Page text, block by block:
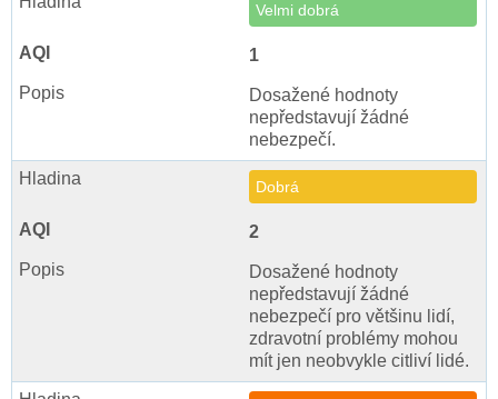
Velmi dobrá
1
Dosažené hodnoty
nepředstavují žádné
nebezpečí.
Dobrá
2
Dosažené hodnoty
nepředstavují žádné
nebezpečí pro většinu lidí,
zdravotní problémy mohou
mít jen neobvykle citliví lidé.